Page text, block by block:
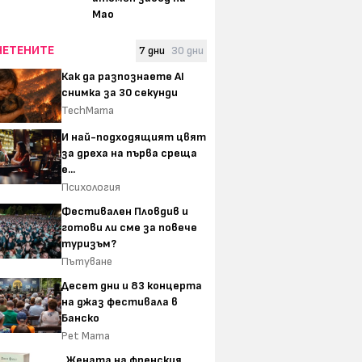
Мао
7 дни 30 дни
Как да разпознаете AI
снимка за 30 секунди
TechMama
И най-подходящият цвят
за дреха на първа среща
е...
Психология
Фестивален Пловдив и
готови ли сме за повече
туризъм?
Пътуване
Десет дни и 83 концерта
на джаз фестивала в
Банско
Pet Mama